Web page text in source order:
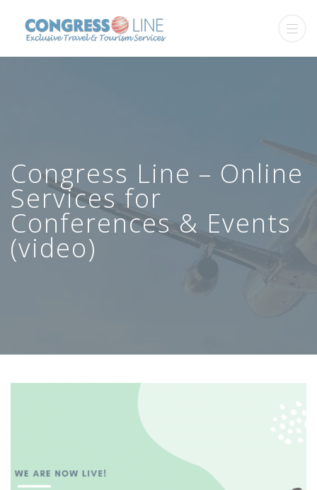
Congress Line – Online
Services for
Conferences & Events
(video)